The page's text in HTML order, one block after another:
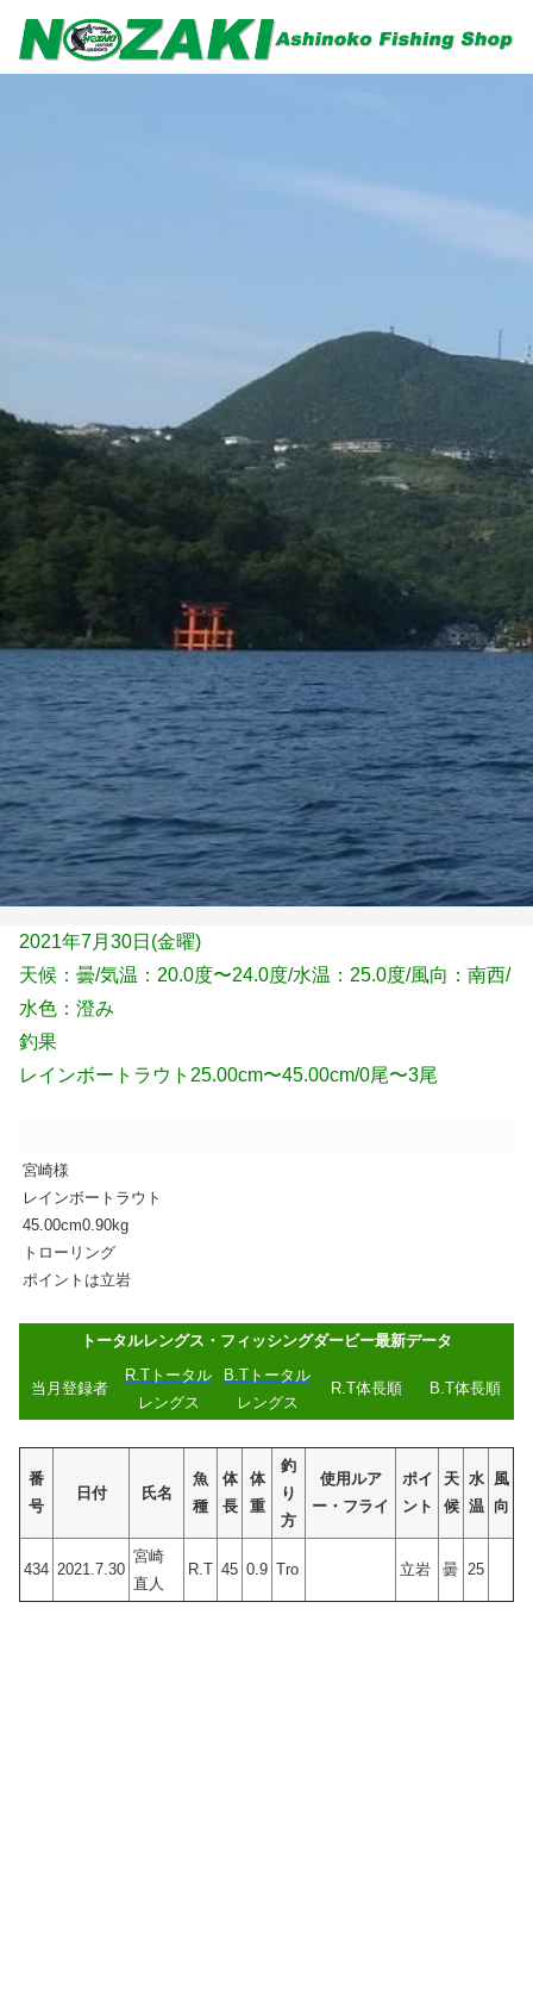
2021年7月30日(金曜)
天候：曇/気温：20.0度〜24.0度/水温：25.0度/風向：南西/
水色：澄み
釣果
レインボートラウト25.00cm〜45.00cm/0尾〜3尾
宮崎様
レインボートラウト
45.00cm0.90kg
トローリング
ポイントは立岩
トータルレングス・フィッシングダービー最新データ
当月登録者
R.Tトータル
レングス
B.Tトータル
レングス
R.T体長順 B.T体長順
番
号
日付 氏名
魚
種
体
長
体
重
釣
り
方
使用ルア
ー・フライ
ポイ
ント
天
候
水
温
風
向
434 2021.7.30
宮崎
直人
R.T 45 0.9 Tro 立岩 曇 25